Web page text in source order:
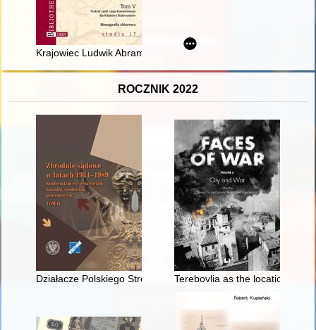
Krajowiec Ludwik Abramowicz (1879-1939) i kwestia
ROCZNIK 2022
Działacze Polskiego Stronnictwa Ludowego przed
Terebovlia as the location for